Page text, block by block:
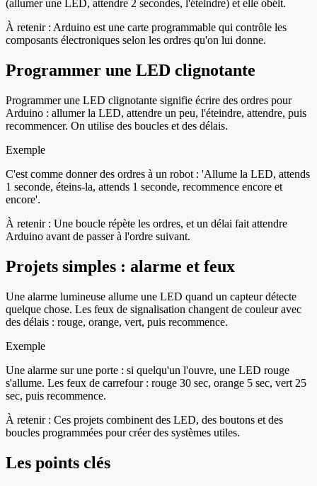
(allumer une LED, attendre 2 secondes, l'éteindre) et elle obéit.
À retenir : Arduino est une carte programmable qui contrôle les
composants électroniques selon les ordres qu'on lui donne.
Programmer une LED clignotante
Programmer une LED clignotante signifie écrire des ordres pour
Arduino : allumer la LED, attendre un peu, l'éteindre, attendre, puis
recommencer. On utilise des boucles et des délais.
Exemple
C'est comme donner des ordres à un robot : 'Allume la LED, attends
1 seconde, éteins-la, attends 1 seconde, recommence encore et
encore'.
À retenir : Une boucle répète les ordres, et un délai fait attendre
Arduino avant de passer à l'ordre suivant.
Projets simples : alarme et feux
Une alarme lumineuse allume une LED quand un capteur détecte
quelque chose. Les feux de signalisation changent de couleur avec
des délais : rouge, orange, vert, puis recommence.
Exemple
Une alarme sur une porte : si quelqu'un l'ouvre, une LED rouge
s'allume. Les feux de carrefour : rouge 30 sec, orange 5 sec, vert 25
sec, puis recommence.
À retenir : Ces projets combinent des LED, des boutons et des
boucles programmées pour créer des systèmes utiles.
Les points clés